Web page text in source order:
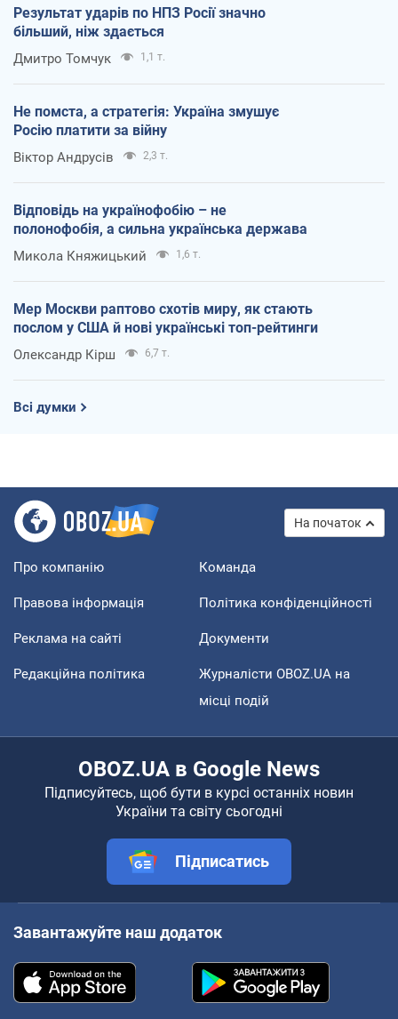
Результат ударів по НПЗ Росії значно
більший, ніж здається
Дмитро Томчук 1,1 т.
Не помста, а стратегія: Україна змушує
Росію платити за війну
Віктор Андрусів 2,3 т.
Відповідь на українофобію – не
полонофобія, а сильна українська держава
Микола Княжицький 1,6 т.
Мер Москви раптово схотів миру, як стають
послом у США й нові українські топ-рейтинги
Олександр Кірш 6,7 т.
Всі думки
На початок
Про компанію Команда
Правова інформація Політика конфіденційності
Реклама на сайті Документи
Редакційна політика
Журналісти OBOZ.UA на
місці подій
OBOZ.UA в Google News
Підписуйтесь, щоб бути в курсі останніх новин
України та світу сьогодні
Підписатись
Завантажуйте наш додаток